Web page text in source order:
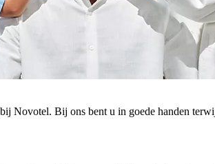
Novotel. Bij ons bent u in goede handen